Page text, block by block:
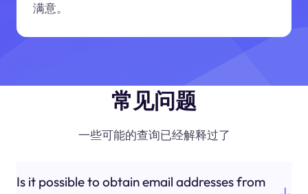
满意。
常见问题
一些可能的查询已经解释过了
Is it possible to obtain email addresses from